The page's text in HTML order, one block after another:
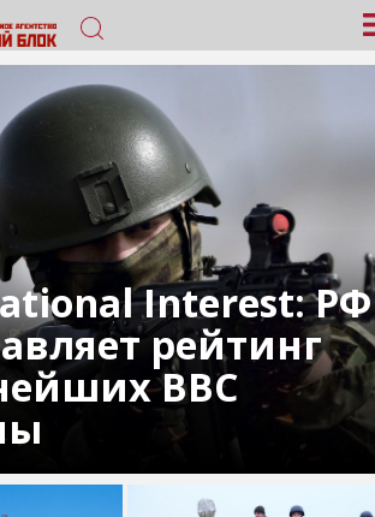
Interest: РФ
рейтинг
ВВС